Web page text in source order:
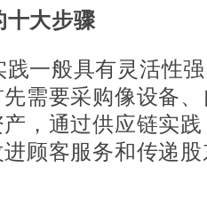
十大步骤
践一般具有灵活性
先需要采购像设备
，通过供应链实
进顾客服务和传递